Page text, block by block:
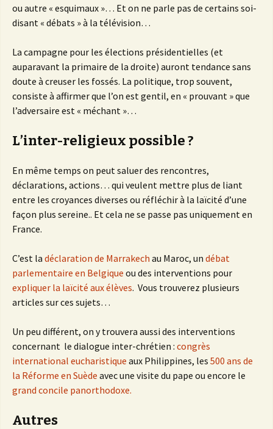
ou autre « esquimaux »… Et on ne parle pas de certains soi-
disant « débats » à la télévision…
La campagne pour les élections présidentielles (et
auparavant la primaire de la droite) auront tendance sans
doute à creuser les fossés. La politique, trop souvent,
consiste à affirmer que l’on est gentil, en « prouvant » que
l’adversaire est « méchant »…
L’inter-religieux possible ?
En même temps on peut saluer des rencontres,
déclarations, actions… qui veulent mettre plus de liant
entre les croyances diverses ou réfléchir à la laïcité d’une
façon plus sereine.. Et cela ne se passe pas uniquement en
France.
C’est la déclaration de Marrakech au Maroc, un débat
parlementaire en Belgique ou des interventions pour
expliquer la laïcité aux élèves. Vous trouverez plusieurs
articles sur ces sujets…
Un peu différent, on y trouvera aussi des interventions
concernant le dialogue inter-chrétien : congrès
international eucharistique aux Philippines, les 500 ans de
la Réforme en Suède avec une visite du pape ou encore le
grand concile panorthodoxe.
Autres